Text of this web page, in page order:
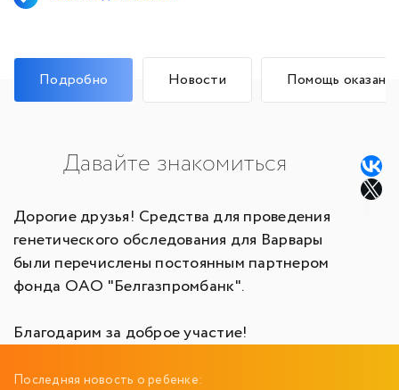
Подробно Новости Помощь оказана
Давайте знакомиться
Дорогие друзья! Средства для проведения
генетического обследования для Варвары
были перечислены постоянным партнером
фонда ОАО "Белгазпромбанк".
Благодарим за доброе участие!
Последняя новость о ребенке: